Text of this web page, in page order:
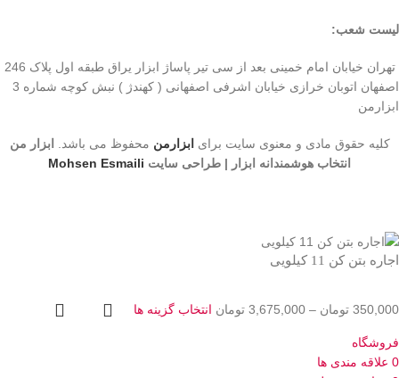
لیست شعب:
تهران خیابان امام خمینی بعد از سی تیر پاساژ ابزار یراق طبقه اول پلاک 246
اصفهان اتوبان خرازی خیابان اشرفی اصفهانی ( کهندژ ) نبش کوچه شماره 3
ابزارمن
کلیه حقوق مادی و معنوی سایت برای ابزارمن محفوظ می‌ باشد.
ابزار من
انتخاب هوشمندانه ابزار | طراحی سایت Mohsen Esmaili
اجاره بتن کن 11 کیلویی
350,000 تومان –
3,675,000 تومان انتخاب گزینه ها
فروشگاه
0 علاقه مندی ها